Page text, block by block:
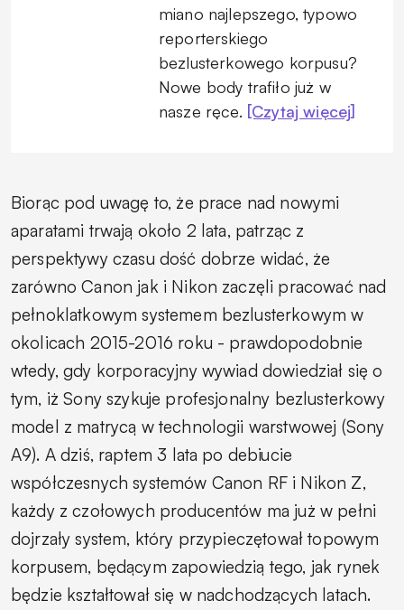
miano najlepszego, typowo
reporterskiego
bezlusterkowego korpusu?
Nowe body trafiło już w
nasze ręce. [Czytaj więcej]
Biorąc pod uwagę to, że prace nad nowymi
aparatami trwają około 2 lata, patrząc z
perspektywy czasu dość dobrze widać, że
zarówno Canon jak i Nikon zaczęli pracować nad
pełnoklatkowym systemem bezlusterkowym w
okolicach 2015-2016 roku - prawdopodobnie
wtedy, gdy korporacyjny wywiad dowiedział się o
tym, iż Sony szykuje profesjonalny bezlusterkowy
model z matrycą w technologii warstwowej (Sony
A9). A dziś, raptem 3 lata po debiucie
współczesnych systemów Canon RF i Nikon Z,
każdy z czołowych producentów ma już w pełni
dojrzały system, który przypieczętował topowym
korpusem, będącym zapowiedzią tego, jak rynek
będzie kształtował się w nadchodzących latach.